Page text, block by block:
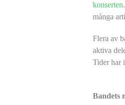
konserten
många
Flera av
aktiva
Tider har
Bandets